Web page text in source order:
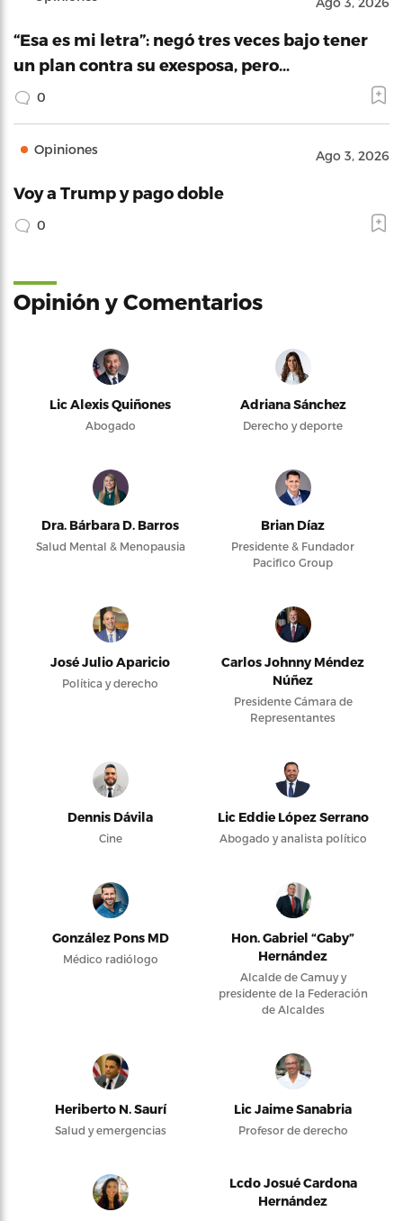
“Esa es mi letra”: negó tres veces bajo tener
un plan contra su exesposa, pero…
0
Opiniones Ago 3, 2026
Voy a Trump y pago doble
0
Opinión y Comentarios
Lic Alexis Quiñones
Abogado
Adriana Sánchez
Derecho y deporte
Dra. Bárbara D. Barros
Salud Mental & Menopausia
Brian Díaz
Presidente & Fundador
Pacifico Group
José Julio Aparicio
Política y derecho
Carlos Johnny Méndez
Núñez
Presidente Cámara de
Representantes
Dennis Dávila
Cine
Lic Eddie López Serrano
Abogado y analista político
González Pons MD
Médico radiólogo
Hon. Gabriel “Gaby”
Hernández
Alcalde de Camuy y
presidente de la Federación
de Alcaldes
Heriberto N. Saurí
Salud y emergencias
Lic Jaime Sanabria
Profesor de derecho
Lcdo Josué Cardona
Hernández